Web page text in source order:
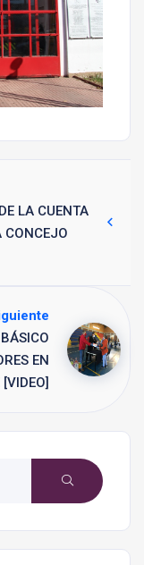
LA CUENTA
CONCEJO
EN